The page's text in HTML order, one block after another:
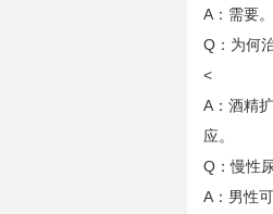
A：需要
Q：为何
<
A：酒精
应。
Q：慢性
A：男性